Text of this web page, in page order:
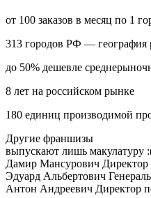
от 100 заказов в месяц по 1
313 городов РФ — география
до 50% дешевле
8 лет на российском рынке
180 единиц производимой
Другие франшизы
выпускают лишь макулатуру
Дамир Мансурович Директор
Эдуард Альбертович
Антон Андреевич Директор